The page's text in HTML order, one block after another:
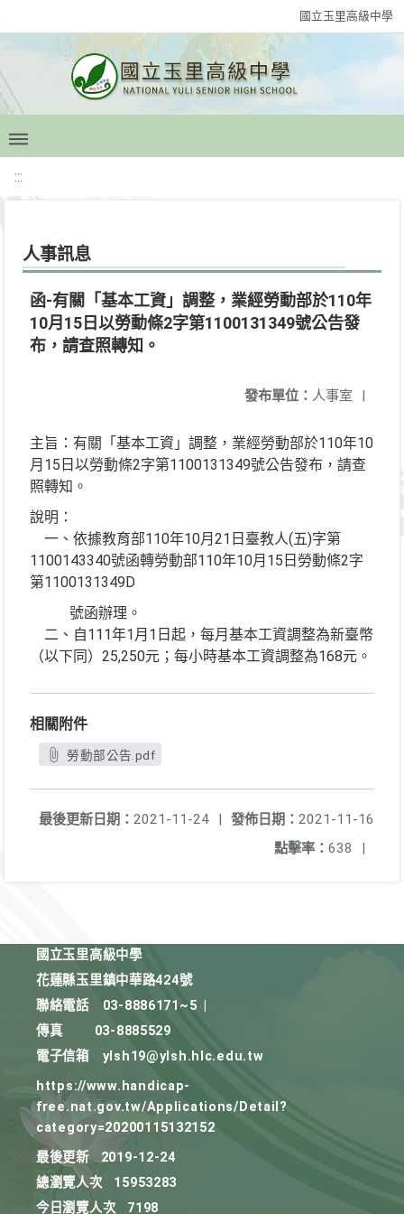
國立玉里高級中學
:::
人事訊息
函-有關「基本工資」調整，業經勞動部於110年
10月15日以勞動條2字第1100131349號公告發
布，請查照轉知。
發布單位： 人事室 |
主旨：有關「基本工資」調整，業經勞動部於110年10
月15日以勞動條2字第1100131349號公告發布，請查
照轉知。
說明：
一、依據教育部110年10月21日臺教人(五)字第
1100143340號函轉勞動部110年10月15日勞動條2字
第1100131349D
號函辦理。
二、自111年1月1日起，每月基本工資調整為新臺幣
（以下同）25,250元；每小時基本工資調整為168元。
相關附件
勞動部公告.pdf
發佈日期： 2021-11-16
最後更新日期： 2021-11-24
|
點擊率： 638 |
國立玉里高級中學
花蓮縣玉里鎮中華路424號
聯絡電話
03-8886171~5
傳真
03-8885529
電子信箱
ylsh19@ylsh.hlc.edu.tw
https://www.handicap-
free.nat.gov.tw/Applications/Detail?
category=20200115132152
最後更新
2019-12-24
總瀏覽人次
15953283
今日瀏覽人次
7198